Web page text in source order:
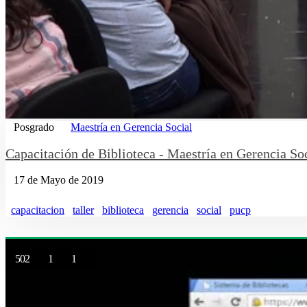
Posgrado Maestría en Gerencia Social
Capacitación de Biblioteca - Maestría en Gerencia
17 de Mayo de 2019
capacitacion taller biblioteca gerencia social pucp
502 1 1